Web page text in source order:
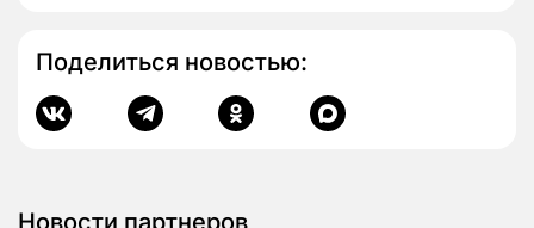
Поделиться новостью:
Новости партнеров